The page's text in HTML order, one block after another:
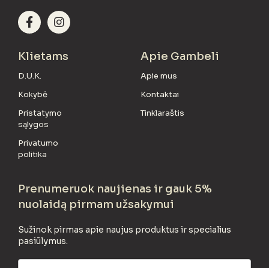
Klietams
D.U.K.
Kokybė
Pristatymo
sąlygos
Privatumo
politika
Apie Gambeli
Apie mus
Kontaktai
Tinklaraštis
Prenumeruok naujienas ir gauk 5%
nuolaidą pirmam užsakymui
Sužinok pirmas apie naujus produktus ir specialius
pasiūlymus.